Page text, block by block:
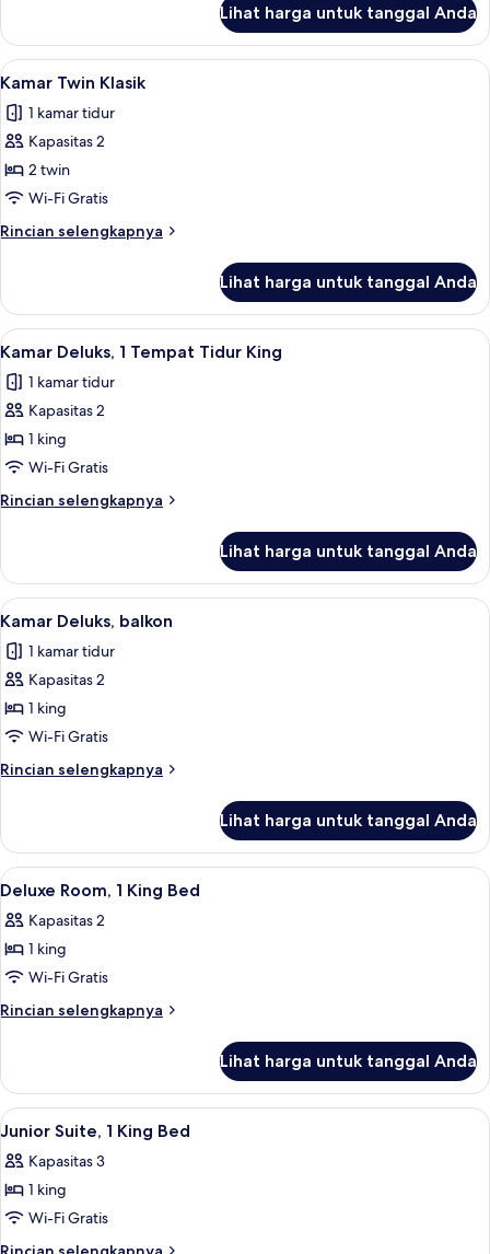
Kamar
Double
Klasik
Lihat harga untuk tanggal Anda
Lihat
semua
foto
untuk
Kamar
Twin
Klasik
Kamar Twin Klasik | Seprai
3
Kamar Twin Klasik
1 kamar tidur
Kapasitas 2
2 twin
Wi-Fi Gratis
Rincian selengkapnya
Rincian
Kamar
Twin
Klasik
Lihat harga untuk tanggal Anda
Lihat
semua
foto
untuk
Kamar
Deluks,
1
Tempat
King
Kamar Deluks, 1 Tempat Tidur King
4
Kamar Deluks, 1 Tempat Tidur King
1 kamar tidur
Kapasitas 2
1 king
Wi-Fi Gratis
Rincian selengkapnya
Rincian
Kamar
Deluks,
1
Tidur
King
Lihat harga untuk tanggal Anda
Lihat
semua
foto
untuk
Kamar
Deluks,
balkon
Kamar Deluks, balkon | Seprai
4
Kamar Deluks, balkon
1 kamar tidur
Kapasitas 2
1 king
Wi-Fi Gratis
Rincian selengkapnya
Rincian
Kamar
Deluks,
balkon
Lihat harga untuk tanggal Anda
Lihat
semua
foto
untuk
Deluxe
Room,
Bed
Seprai premium, tempat tidur
5
Deluxe Room, 1 King Bed
Kapasitas 2
1 king
Wi-Fi Gratis
Rincian selengkapnya
Rincian
Deluxe
Room,
1
Bed
Lihat harga untuk tanggal Anda
Lihat
semua
foto
untuk
Junior
Suite,
Seprai premium, tempat tidur
5
Junior Suite, 1 King Bed
Kapasitas 3
1 king
Wi-Fi Gratis
Rincian